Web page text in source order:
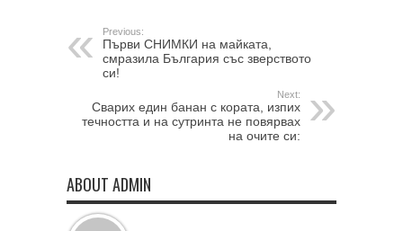
Previous:
Първи СНИМКИ на майката,
смразила България със зверството
си!
Next:
Сварих един банан с кората, изпих
течността и на сутринта не повярвах
на очите си:
ABOUT ADMIN